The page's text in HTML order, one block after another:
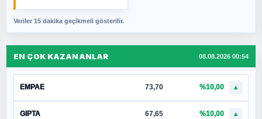
Veriler 15 dakika geçikmeli gösterilir.
EN ÇOK KAZANANLAR 08.08.2026 00:54
EMPAE 73,70 %10,00 ▲
GIPTA 67,65 %10,00 ▲